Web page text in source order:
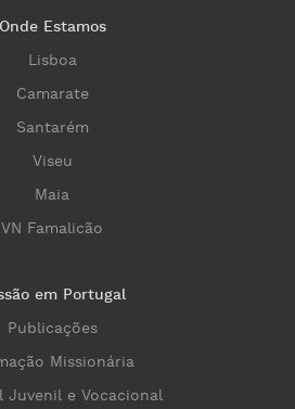
Onde Estamos
Lisboa
Camarate
Santarém
Viseu
Maia
VN Famalicão
em Portugal
Publicações
Missionária
Juvenil e Vocacional